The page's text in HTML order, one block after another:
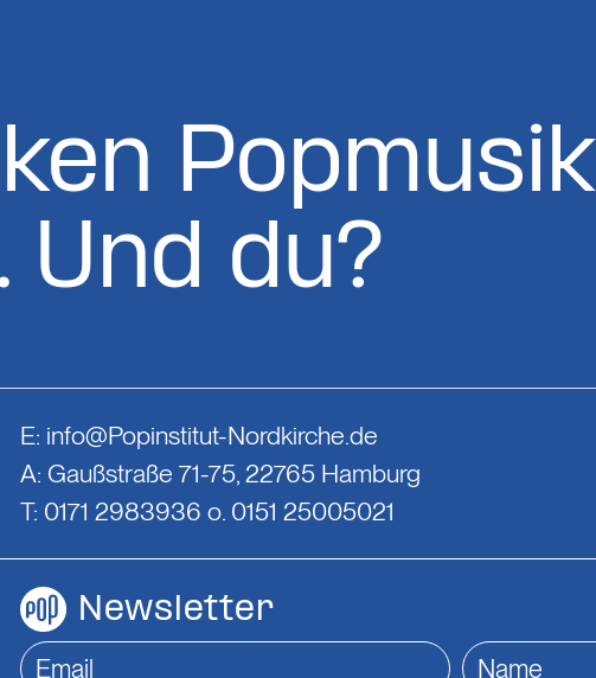
Und du?
E: info@Popinstitut-Nordkirche.de
A: Gaußstraße 71-75, 22765 Hamburg
T: 0171 2983936 o. 0151 25005021
Newsletter